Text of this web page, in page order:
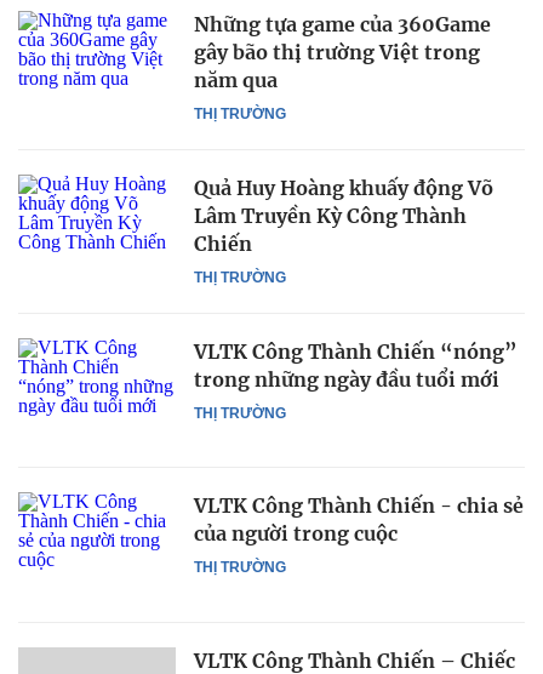
THỊ TRƯỜNG
Những tựa game của 360Game
gây bão thị trường Việt trong
năm qua
THỊ TRƯỜNG
Quả Huy Hoàng khuấy động Võ
Lâm Truyền Kỳ Công Thành
Chiến
THỊ TRƯỜNG
VLTK Công Thành Chiến “nóng”
trong những ngày đầu tuổi mới
THỊ TRƯỜNG
VLTK Công Thành Chiến - chia sẻ
của người trong cuộc
VLTK Công Thành Chiến – Chiếc